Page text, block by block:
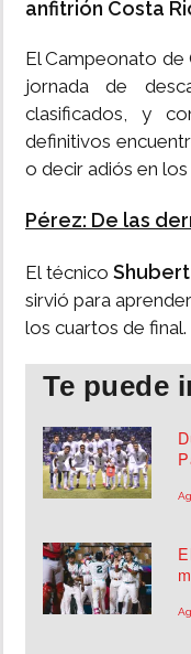
anfitrión Costa
El Campeonato de
jornada de
clasificados, y
definitivos
o decir adiós en
Pérez: De las
El técnico
sirvió para
los cuartos de final.
Te puede